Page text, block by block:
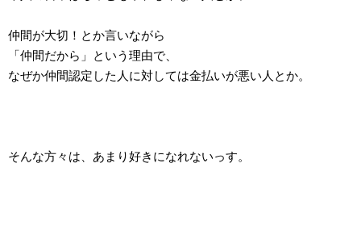
仲間が大切！とか言いながら
「仲間だから」という理由で、
なぜか仲間認定した人に対しては金払いが悪い人とか。
そんな方々は、あまり好きになれないっす。